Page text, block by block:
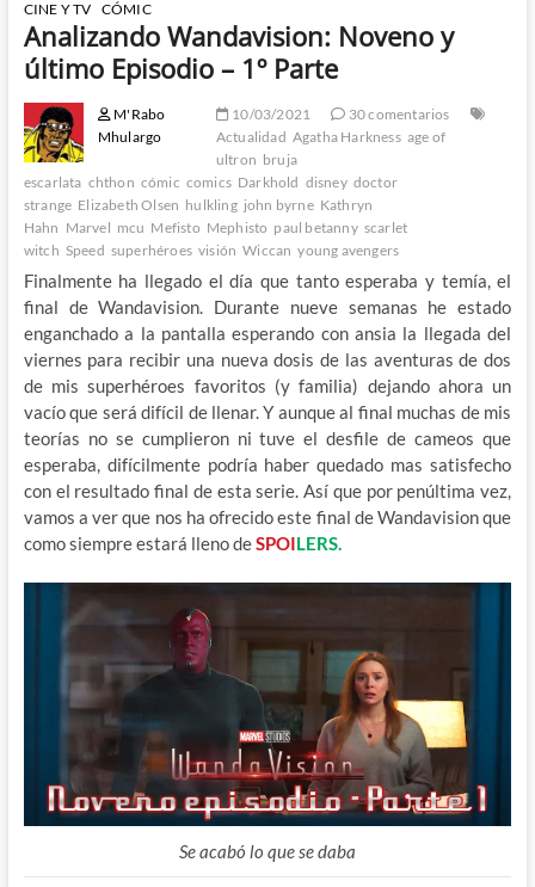
CINE Y TV CÓMIC
Analizando Wandavision: Noveno y
último Episodio – 1º Parte
M'Rabo
Mhulargo
10/03/2021
30 comentarios
Actualidad Agatha Harkness age of
ultron bruja
escarlata chthon cómic comics Darkhold disney doctor
strange Elizabeth Olsen hulkling john byrne Kathryn
Hahn Marvel mcu Mefisto Mephisto paul betanny scarlet
witch Speed superhéroes visión Wiccan young avengers
Finalmente ha llegado el día que tanto esperaba y temía, el
final de Wandavision. Durante nueve semanas he estado
enganchado a la pantalla esperando con ansia la llegada del
viernes para recibir una nueva dosis de las aventuras de dos
de mis superhéroes favoritos (y familia) dejando ahora un
vacío que será difícil de llenar. Y aunque al final muchas de mis
teorías no se cumplieron ni tuve el desfile de cameos que
esperaba, difícilmente podría haber quedado mas satisfecho
con el resultado final de esta serie. Así que por penúltima vez,
vamos a ver que nos ha ofrecido este final de Wandavision que
como siempre estará lleno deSPOILERS.
Se acabó lo que se daba